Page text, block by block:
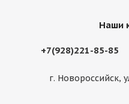
Наши
+7(928)221-85-85
г. Новороссийск,